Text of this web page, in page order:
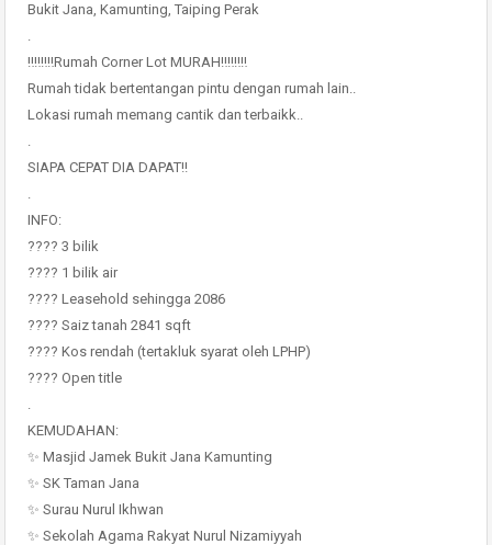
Bukit Jana, Kamunting, Taiping Perak
.
‼️‼️‼️‼️Rumah Corner Lot MURAH‼️‼️‼️‼️
Rumah tidak bertentangan pintu dengan rumah lain..
Lokasi rumah memang cantik dan terbaikk..
.
SIAPA CEPAT DIA DAPAT!!
.
INFO:
???? 3 bilik
???? 1 bilik air
???? Leasehold sehingga 2086
???? Saiz tanah 2841 sqft
???? Kos rendah (tertakluk syarat oleh LPHP)
???? Open title
.
KEMUDAHAN:
✨ Masjid Jamek Bukit Jana Kamunting
✨ SK Taman Jana
✨ Surau Nurul Ikhwan
✨ Sekolah Agama Rakyat Nurul Nizamiyyah